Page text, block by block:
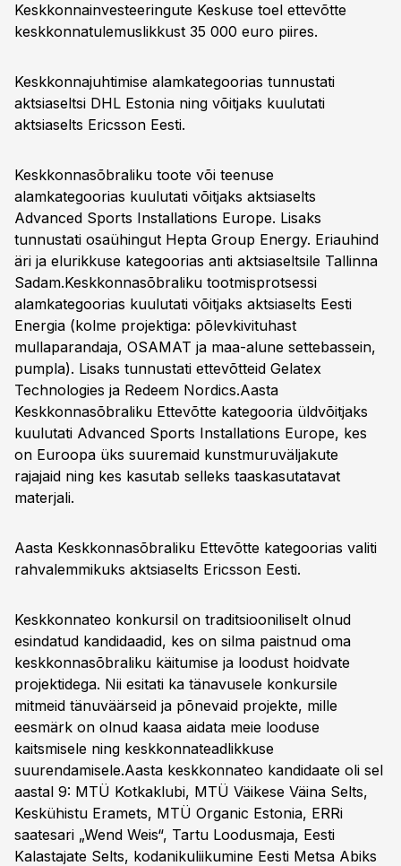
Keskkonnainvesteeringute Keskuse toel ettevõtte
keskkonnatulemuslikkust 35 000 euro piires.
Keskkonnajuhtimise alamkategoorias tunnustati
aktsiaseltsi DHL Estonia ning võitjaks kuulutati
aktsiaselts Ericsson Eesti.
Keskkonnasõbraliku toote või teenuse
alamkategoorias kuulutati võitjaks aktsiaselts
Advanced Sports Installations Europe. Lisaks
tunnustati osaühingut Hepta Group Energy. Eriauhind
äri ja elurikkuse kategoorias anti aktsiaseltsile Tallinna
Sadam.Keskkonnasõbraliku tootmisprotsessi
alamkategoorias kuulutati võitjaks aktsiaselts Eesti
Energia (kolme projektiga: põlevkivituhast
mullaparandaja, OSAMAT ja maa-alune settebassein,
pumpla). Lisaks tunnustati ettevõtteid Gelatex
Technologies ja Redeem Nordics.Aasta
Keskkonnasõbraliku Ettevõtte kategooria üldvõitjaks
kuulutati Advanced Sports Installations Europe, kes
on Euroopa üks suuremaid kunstmuruväljakute
rajajaid ning kes kasutab selleks taaskasutatavat
materjali.
Aasta Keskkonnasõbraliku Ettevõtte kategoorias valiti
rahvalemmikuks aktsiaselts Ericsson Eesti.
Keskkonnateo konkursil on traditsiooniliselt olnud
esindatud kandidaadid, kes on silma paistnud oma
keskkonnasõbraliku käitumise ja loodust hoidvate
projektidega. Nii esitati ka tänavusele konkursile
mitmeid tänuväärseid ja põnevaid projekte, mille
eesmärk on olnud kaasa aidata meie looduse
kaitsmisele ning keskkonnateadlikkuse
suurendamisele.Aasta keskkonnateo kandidaate oli sel
aastal 9: MTÜ Kotkaklubi, MTÜ Väikese Väina Selts,
Keskühistu Eramets, MTÜ Organic Estonia, ERRi
saatesari „Wend Weis“, Tartu Loodusmaja, Eesti
Kalastajate Selts, kodanikuliikumine Eesti Metsa Abiks